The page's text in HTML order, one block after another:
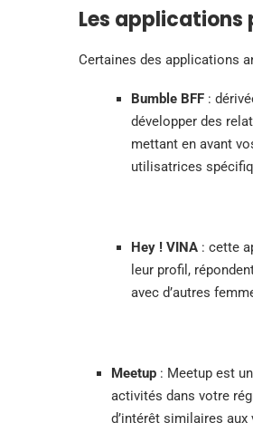
Les applications
Certaines des applications
Bumble BFF :
développer des
mettant en avant
utilisatrices
Hey ! VINA : cette
leur profil,
avec d’autres
Meetup : Meetup est
activités dans votre
d’intérêt similaires